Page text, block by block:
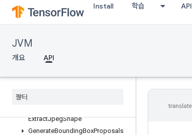
Install 학습 API
JVM
개요 API
DecodeImage
DecodeJpeg
DrawBoundingBoxes
EncodeJpeg
ExtractJpegShape
GenerateBoundingBoxProposals